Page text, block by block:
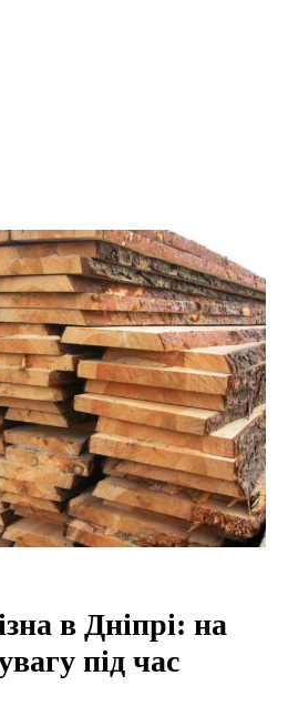
в Дніпрі: на
під час